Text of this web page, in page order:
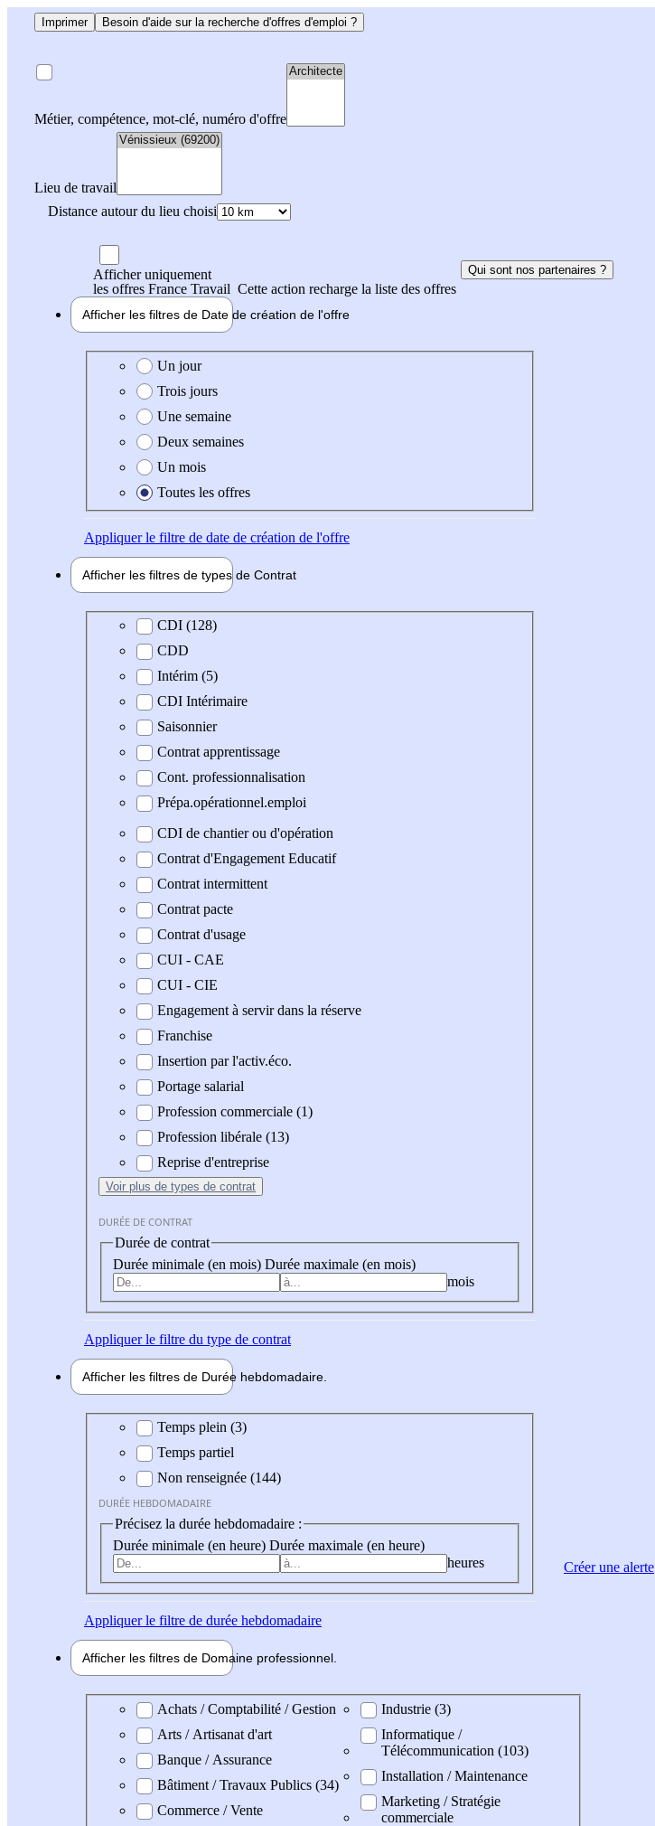
Imprimer Besoin d'aide sur la recherche d'offres d'emploi ?
Métier, compétence, mot-clé, numéro d'offre
Lieu de travail
Distance autour du lieu choisi
Afficher uniquement
les offres France Travail Cette action recharge la liste des offres
Qui sont nos partenaires ?
Afficher les filtres de Date de création de l'offre
Date de création de l'offre
Un jour
Trois jours
Une semaine
Deux semaines
Un mois
Toutes les offres
Appliquerle filtre de date de création de l'offre
Afficher les filtres de types de Contrat
Type de contratCDI (128)
CDD
Intérim (5)
CDI Intérimaire
Saisonnier
Contrat apprentissage
Cont. professionnalisation
Prépa.opérationnel.emploi
CDI de chantier ou d'opération
Contrat d'Engagement Educatif
Contrat intermittent
Contrat pacte
Contrat d'usage
CUI - CAE
CUI - CIE
Engagement à servir dans la réserve
Franchise
Insertion par l'activ.éco.
Portage salarial
Profession commerciale (1)
Profession libérale (13)
Reprise d'entreprise
Voir plus de types de contrat
DURÉE DE CONTRAT
Durée de contrat
Durée minimale (en mois) Durée maximale (en mois)
mois
Appliquerle filtre du type de contrat
Afficher les filtres de Durée hebdomadaire
Durée hebdomadaire
Temps plein (3)
Temps partiel
Non renseignée (144)
DURÉE HEBDOMADAIRE
Précisez la durée hebdomadaire :
Durée minimale (en heure) Durée maximale (en heure)
heures
Appliquerle filtre de durée hebdomadaire
Afficher les filtres de Domaine professionnel
Domaine professionel
Achats / Comptabilité / Gestion
Arts / Artisanat d'art
Banque / Assurance
Bâtiment / Travaux Publics (34)
Commerce / Vente
Industrie (3)
Informatique /
Télécommunication (103)
Installation / Maintenance
Marketing / Stratégie
commerciale
Créer une alerte